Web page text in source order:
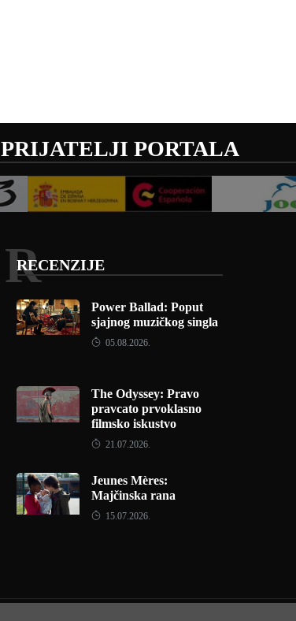
PRIJATELJI PORTALA
RECENZIJE
R
Power Ballad: Poput
sjajnog muzičkog singla
05.08.2026.
The Odyssey: Pravo
pravcato prvoklasno
filmsko iskustvo
21.07.2026.
Jeunes Mères:
Majčinska rana
15.07.2026.